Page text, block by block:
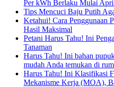
Per kWh Berlaku Mulai
Tips Mencuci Baju Putih
Ketahui! Cara Penggunaan
Hasil Maksimal
Petani Harus Tahu! Ini
Tanaman
Harus Tahu! Ini bahan
mudah Anda temukan di
Harus Tahu! Ini Klasifikasi
Mekanisme Kerja (MOA),